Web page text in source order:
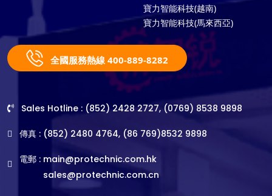
寶力智能科技(越南)
寶力智能科技(馬來西亞)
全國服務熱線 400-889-8282
Sales Hotline : (852) 2428 2727, (0769) 8538 9898
傳真 : (852) 2480 4764, (86 769)8532 9898
電郵 : main@protechnic.com.hk
sales@protechnic.com.cn